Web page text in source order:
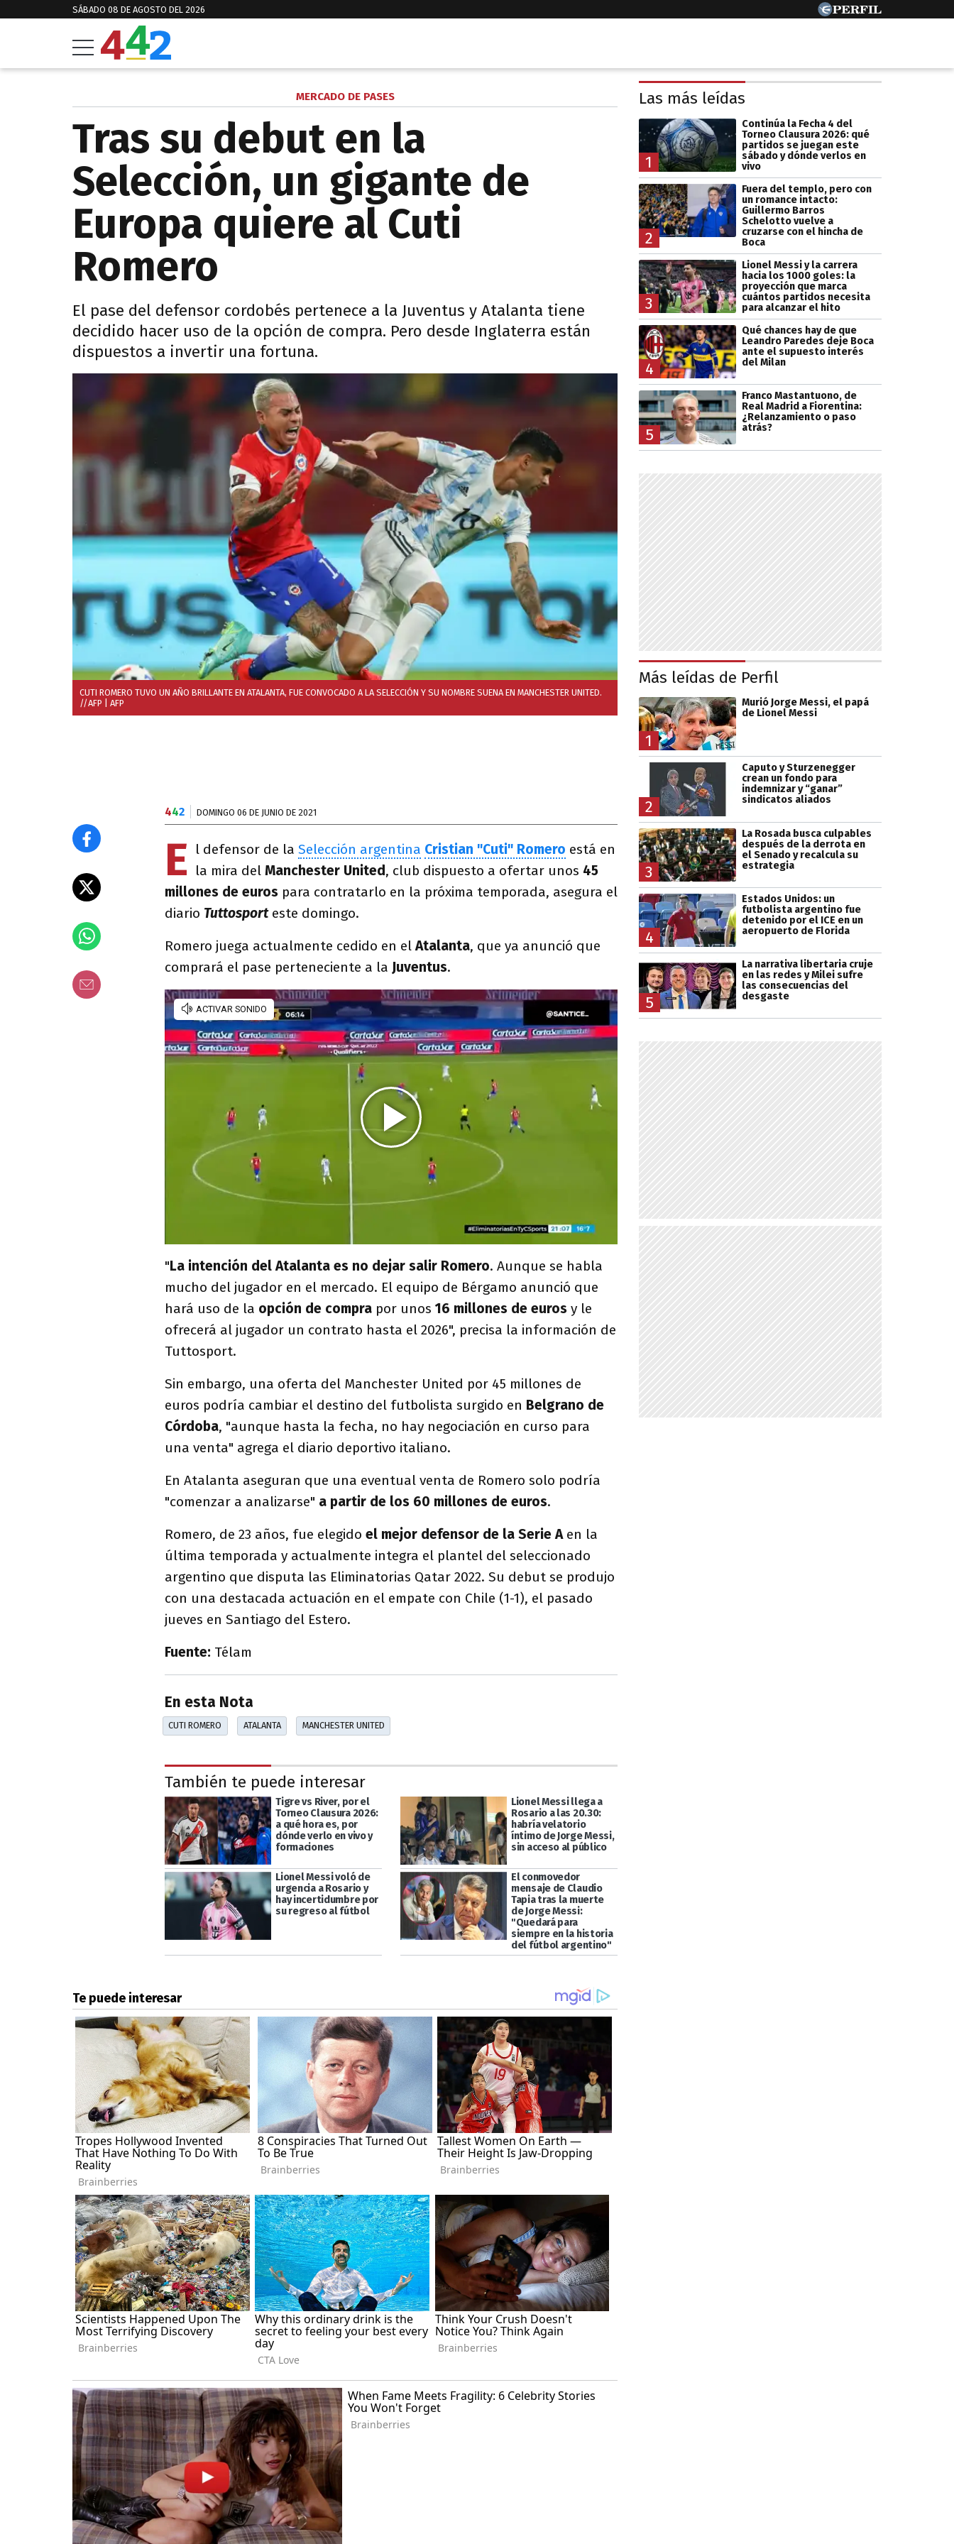
SÁBADO 08 DE AGOSTO DEL 2026
MERCADO DE PASES
Tras su debut en la
Selección, un gigante de
Europa quiere al Cuti
Romero
El pase del defensor cordobés pertenece a la Juventus y Atalanta tiene
decidido hacer uso de la opción de compra. Pero desde Inglaterra están
dispuestos a invertir una fortuna.
CUTI ROMERO TUVO UN AÑO BRILLANTE EN ATALANTA, FUE CONVOCADO A LA SELECCIÓN Y SU NOMBRE SUENA EN MANCHESTER UNITED.
//AFP | AFP
442 DOMINGO 06 DE JUNIO DE 2021
E l defensor de la Selección argentina Cristian "Cuti" Romero está en
la mira del Manchester United, club dispuesto a ofertar unos 45
millones de euros para contratarlo en la próxima temporada, asegura el
diario Tuttosporteste domingo.
Romero juega actualmente cedido en elAtalanta, que ya anunció que
comprará el pase perteneciente a la Juventus.
"La intención del Atalanta es no dejar salir Romero. Aunque se habla
mucho del jugador en el mercado. El equipo de Bérgamo anunció que
hará uso de la opción de compra por unos 16 millones de euros y le
ofrecerá al jugador un contrato hasta el 2026", precisa la información de
Tuttosport.
Sin embargo, una oferta del Manchester United por 45 millones de
euros podría cambiar el destino del futbolista surgido en Belgrano de
Córdoba, "aunque hasta la fecha, no hay negociación en curso para
una venta" agrega el diario deportivo italiano.
En Atalanta aseguran que una eventual venta de Romero solo podría
"comenzar a analizarse" a partir de los 60 millones de euros.
Romero, de 23 años, fue elegido el mejor defensor de la Serie Aen la
última temporada y actualmente integra el plantel del seleccionado
argentino que disputa las Eliminatorias Qatar 2022. Su debut se produjo
con una destacada actuación en el empate con Chile (1-1), el pasado
jueves en Santiago del Estero.
Fuente: Télam
En esta Nota
CUTI ROMERO ATALANTA MANCHESTER UNITED
También te puede interesar
Tigre vs River, por el
Torneo Clausura 2026:
a qué hora es, por
dónde verlo en vivo y
formaciones
Lionel Messi llega a
Rosario a las 20.30:
habría velatorio
íntimo de Jorge Messi,
sin acceso al público
Lionel Messi voló de
urgencia a Rosario y
hay incertidumbre por
su regreso al fútbol
El conmovedor
mensaje de Claudio
Tapia tras la muerte
de Jorge Messi:
"Quedará para
siempre en la historia
del fútbol argentino"
Las más leídas
1
Continúa la Fecha 4 del
Torneo Clausura 2026: qué
partidos se juegan este
sábado y dónde verlos en
vivo
2
Fuera del templo, pero con
un romance intacto:
Guillermo Barros
Schelotto vuelve a
cruzarse con el hincha de
Boca
3
Lionel Messi y la carrera
hacia los 1000 goles: la
proyección que marca
cuántos partidos necesita
para alcanzar el hito
4
Qué chances hay de que
Leandro Paredes deje Boca
ante el supuesto interés
del Milan
5
Franco Mastantuono, de
Real Madrid a Fiorentina:
¿Relanzamiento o paso
atrás?
Más leídas de Perfil
1
Murió Jorge Messi, el papá
de Lionel Messi
2
Caputo y Sturzenegger
crean un fondo para
indemnizar y “ganar”
sindicatos aliados
3
La Rosada busca culpables
después de la derrota en
el Senado y recalcula su
estrategia
4
Estados Unidos: un
futbolista argentino fue
detenido por el ICE en un
aeropuerto de Florida
5
La narrativa libertaria cruje
en las redes y Milei sufre
las consecuencias del
desgaste